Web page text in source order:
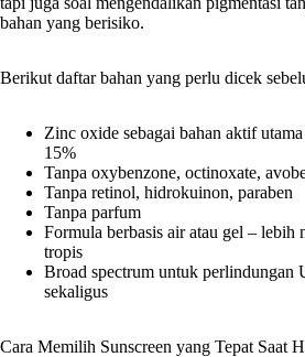
bahan yang berisiko.
Berikut daftar bahan yang perlu dicek
Zinc oxide sebagai bahan aktif
15%
Tanpa oxybenzone, octinoxate,
Tanpa retinol, hidrokuinon, paraben
Tanpa parfum
Formula berbasis air atau gel – lebih
tropis
Broad spectrum untuk perlindungan
sekaligus
Cara Memilih Sunscreen yang Tepat Saat